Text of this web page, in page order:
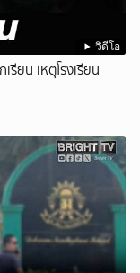
วิดีโอ
ยน เหตุโรงเรียน